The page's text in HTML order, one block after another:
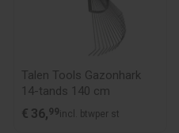
Talen Tools Gazonhark
14-tands 140 cm
€ 36,99incl. btwper st